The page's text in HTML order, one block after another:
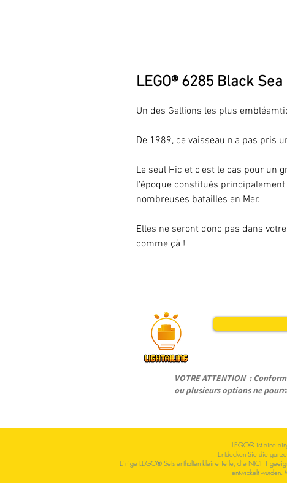
LEGO® 6285 Black
Un des Gallions les plus
De 1989, ce vaisseau n'a pas pris
Le seul Hic et c'est le cas pour un
l'époque constitués
nombreuses batailles en Mer.
Elles ne seront donc pas dans
comme çà !
VOTRE ATTENTION :
ou plusieurs options ne
LEGO® ist eine
Entdecken Sie die
Einige LEGO® Sets enthalten kleine Teile, die NICHT
entwickelt wurden.